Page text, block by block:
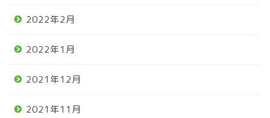
2022年2月
2022年1月
2021年12月
2021年11月